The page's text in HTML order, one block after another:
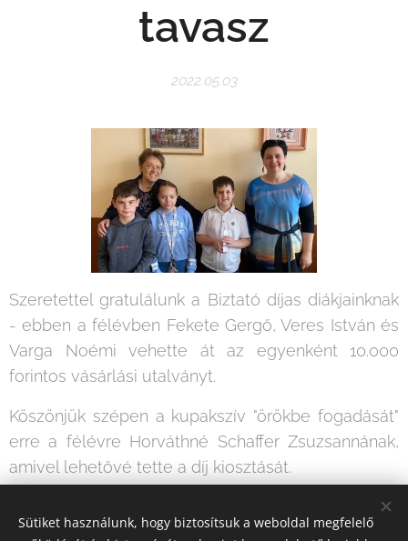
tavasz
2022.05.03
Szeretettel gratulálunk a Biztató díjas diákjainknak
- ebben a félévben Fekete Gergő, Veres István és
Varga Noémi vehette át az egyenként 10.000
forintos vásárlási utalványt.
Köszönjük szépen a kupakszív "örökbe fogadását"
erre a félévre Horváthné Schaffer Zsuzsannának,
amivel lehetővé tette a díj kiosztását.
A kupakok továbbra is az Aranyhaj alapítványhoz
kerülnek.
Sütiket használunk, hogy biztosítsuk a weboldal megfelelő